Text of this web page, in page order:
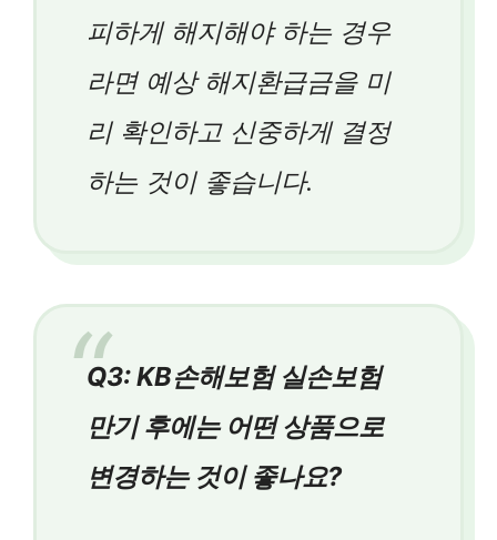
피하게 해지해야 하는 경우
라면 예상 해지환급금을 미
리 확인하고 신중하게 결정
하는 것이 좋습니다.
Q3: KB손해보험 실손보험
만기 후에는 어떤 상품으로
변경하는 것이 좋나요?